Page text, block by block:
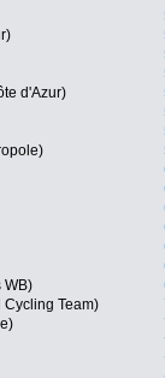
d'Azur)
WB)
Cycling Team)